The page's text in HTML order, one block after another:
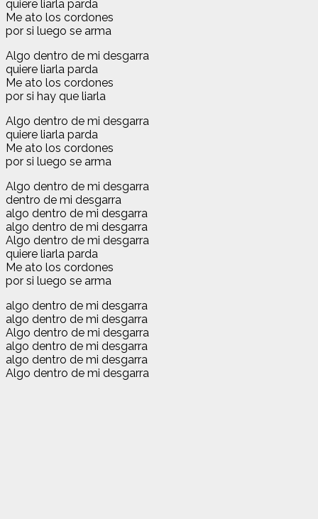
quiere liarla parda
Me ato los cordones
por si luego se arma
Algo dentro de mi desgarra
quiere liarla parda
Me ato los cordones
por si hay que liarla
Algo dentro de mi desgarra
quiere liarla parda
Me ato los cordones
por si luego se arma
Algo dentro de mi desgarra
dentro de mi desgarra
algo dentro de mi desgarra
algo dentro de mi desgarra
Algo dentro de mi desgarra
quiere liarla parda
Me ato los cordones
por si luego se arma
algo dentro de mi desgarra
algo dentro de mi desgarra
Algo dentro de mi desgarra
algo dentro de mi desgarra
algo dentro de mi desgarra
Algo dentro de mi desgarra